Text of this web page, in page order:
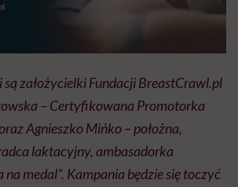
założycielki Fundacji BreastCrawl.pl
– Certyfikowana Promotorka
Agnieszko Mińko – położna,
laktacyjny, ambasadorka
na medal”. Kampania będzie się toczyć